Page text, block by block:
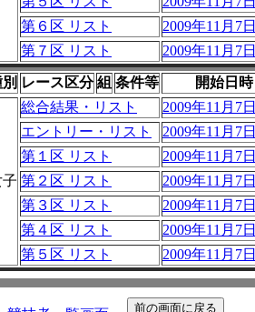
第６区 リスト
2009年11月7
第７区 リスト 2009年11月7
レース区分 組 条件等
開始日時
総合結果・リスト
2009年11月7
エントリー・リスト
2009年11月7
第１区 リスト
2009年11月7
第２区 リスト
2009年11月7
第３区 リスト
2009年11月7
第４区 リスト
2009年11月7
第５区 リスト 2009年11月7